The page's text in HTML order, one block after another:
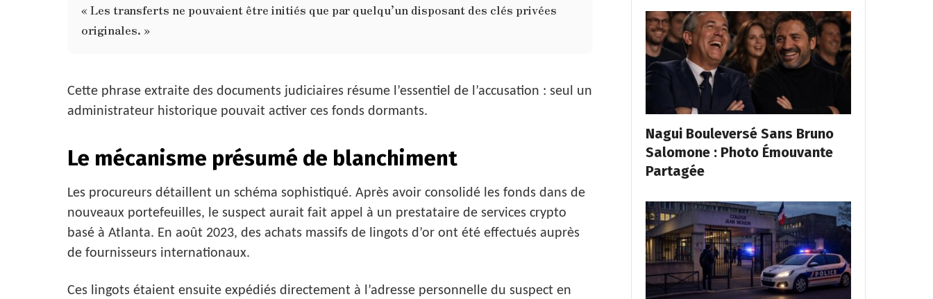
« Les transferts ne pouvaient être initiés que par quelqu’un disposant des clés privées
originales. »
Cette phrase extraite des documents judiciaires résume l’essentiel de l’accusation : seul un
administrateur historique pouvait activer ces fonds dormants.
Le mécanisme présumé de blanchiment
Les procureurs détaillent un schéma sophistiqué. Après avoir consolidé les fonds dans de
nouveaux portefeuilles, le suspect aurait fait appel à un prestataire de services crypto
basé à Atlanta. En août 2023, des achats massifs de lingots d’or ont été effectués auprès
de fournisseurs internationaux.
Ces lingots étaient ensuite expédiés directement à l’adresse personnelle du suspect en
Nagui Bouleversé Sans Bruno
Salomone : Photo Émouvante
Partagée